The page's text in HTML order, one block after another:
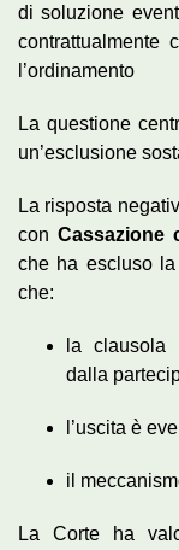
di soluzione
contrattualmente
l’ordinamento
La questione
un’esclusione
La risposta
con Cassazione
che ha escluso la
che:
la clausola
dalla
l’uscita è
il
La Corte ha